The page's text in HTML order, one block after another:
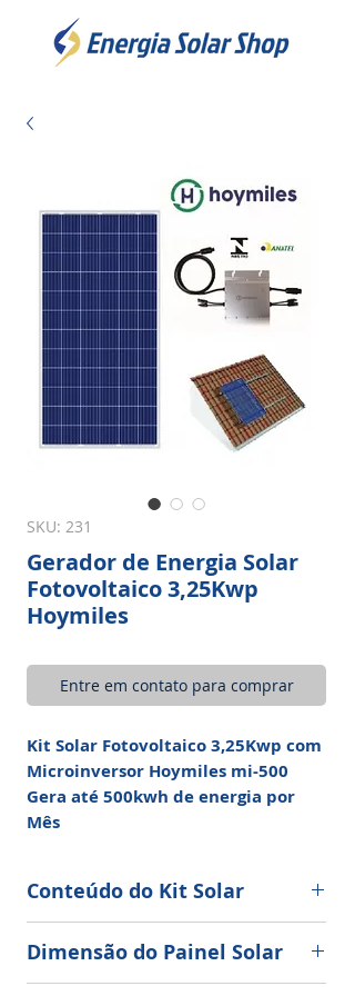
SKU: 231
Gerador de Energia Solar
Fotovoltaico 3,25Kwp
Hoymiles
Entre em contato para comprar
Kit Solar Fotovoltaico 3,25Kwp com
Microinversor Hoymiles mi-500
Gera até 500kwh de energia por
Mês
Conteúdo do Kit Solar
Policristalino 265W Marca ZNShine
Solar ZXP6-60-265/P
Dimensão do Painel Solar